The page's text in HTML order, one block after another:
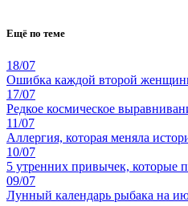
Ещё по теме
18/07
Ошибка каждой второй
17/07
Редкое космическое
11/07
Аллергия, которая меняла
10/07
5 утренних привычек, которые
09/07
Лунный календарь рыбака на